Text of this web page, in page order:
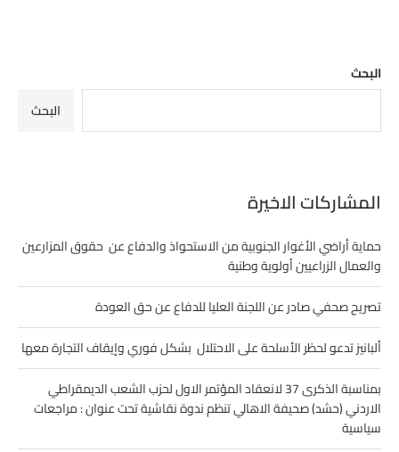
البحث
البحث
المشاركات الاخيرة
حماية أراضي الأغوار الجنوبية من الاستحواذ والدفاع عن حقوق المزارعين
والعمال الزراعيين أولوية وطنية
تصريح صحفي صادر عن اللجنة العليا للدفاع عن حق العودة
ألبانيز تدعو لحظر الأسلحة على الاحتلال بشكل فوري وإيقاف التجارة معها
بمناسبة الذكرى 37 لانعقاد المؤتمر الاول لحزب الشعب الديمقراطي
الاردني (حشد) صحيفة الاهالي تنظم ندوة نقاشية تحت عنوان : مراجعات
سياسية